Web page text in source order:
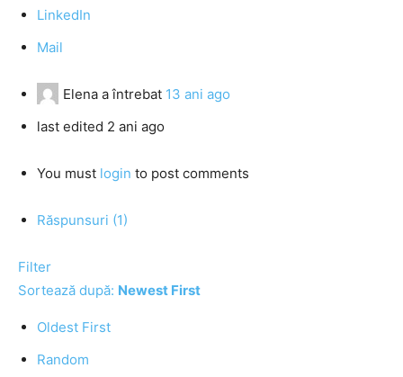
LinkedIn
Mail
Elena a întrebat 13 ani ago
last edited 2 ani ago
You must login to post comments
Răspunsuri (1)
Filter
Sortează după: Newest First
Oldest First
Random